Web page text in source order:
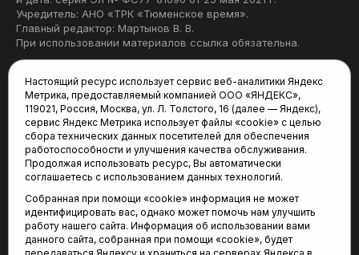
Учредитель: АНО «ТРК «Тюменское время».
Главный редактор: Мартынов В. В.
При использовании материалов ссылка обязательна.
Редакция:
625035, Тюмень, пр. Геологоразведчиков, 28А
(3452) 68-22-28
tum-arena@mail.ru
Отдел продаж:
(3452) 68-89-78
kotovaev@sibinformburo.ru
Настоящий ресурс использует сервис веб-аналитики Яндекс
Метрика, предоставляемый компанией ООО «ЯНДЕКС»,
119021, Россия, Москва, ул. Л. Толстого, 16 (далее — Яндекс),
сервис Яндекс Метрика использует файлы «cookie» с целью
сбора технических данных посетителей для обеспечения
работоспособности и улучшения качества обслуживания.
Продолжая использовать ресурс, Вы автоматически
соглашаетесь с использованием данных технологий.
Собранная при помощи «cookie» информация не может
идентифицировать вас, однако может помочь нам улучшить
работу нашего сайта. Информация об использовании вами
данного сайта, собранная при помощи «cookie», будет